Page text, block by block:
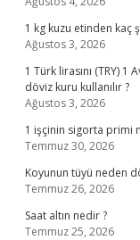
1 kg kuzu etinden kaç
Ağustos 3, 2026
1 Türk lirasını (TRY)
döviz kuru kullanılır ?
Ağustos 3, 2026
1 işçinin sigorta primi
Temmuz 30, 2026
Koyunun tüyü neden
Temmuz 26, 2026
Saat altın nedir ?
Temmuz 25, 2026